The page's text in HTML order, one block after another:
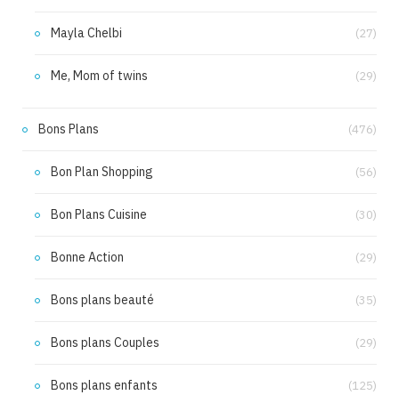
Mayla Chelbi (27)
Me, Mom of twins (29)
Bons Plans (476)
Bon Plan Shopping (56)
Bon Plans Cuisine (30)
Bonne Action (29)
Bons plans beauté (35)
Bons plans Couples (29)
Bons plans enfants (125)